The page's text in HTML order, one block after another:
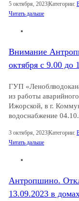
5 октября, 2023Категории:
Читать дальше
Внимание
октября с 9.00 до
ГУП
из работы
Ижорской, в г.
водоснабжение
3 октября, 2023Категории:
Читать дальше
Антропшино.
13.09.2023 в